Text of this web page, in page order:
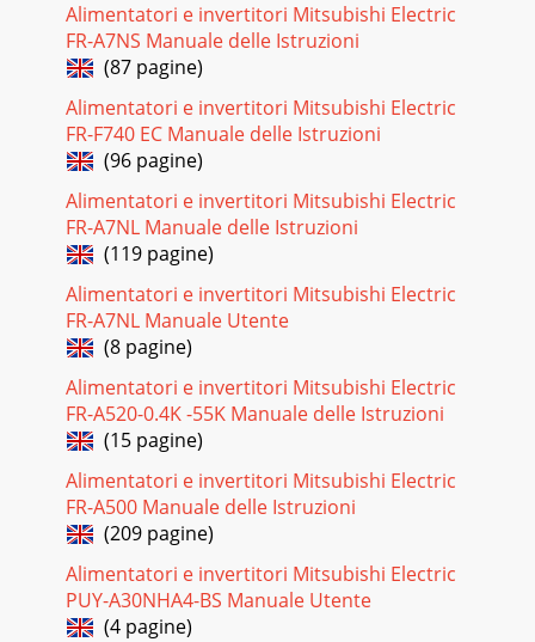
Alimentatori e invertitori Mitsubishi Electric
FR-A7NS Manuale delle Istruzioni
(87 pagine)
Alimentatori e invertitori Mitsubishi Electric
FR-F740 EC Manuale delle Istruzioni
(96 pagine)
Alimentatori e invertitori Mitsubishi Electric
FR-A7NL Manuale delle Istruzioni
(119 pagine)
Alimentatori e invertitori Mitsubishi Electric
FR-A7NL Manuale Utente
(8 pagine)
Alimentatori e invertitori Mitsubishi Electric
FR-A520-0.4K -55K Manuale delle Istruzioni
(15 pagine)
Alimentatori e invertitori Mitsubishi Electric
FR-A500 Manuale delle Istruzioni
(209 pagine)
Alimentatori e invertitori Mitsubishi Electric
PUY-A30NHA4-BS Manuale Utente
(4 pagine)